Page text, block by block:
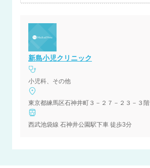
新島小児クリニック
小児科、その他
東京都練馬区石神井町３－２７－２３－３階
西武池袋線 石神井公園駅下車 徒歩3分